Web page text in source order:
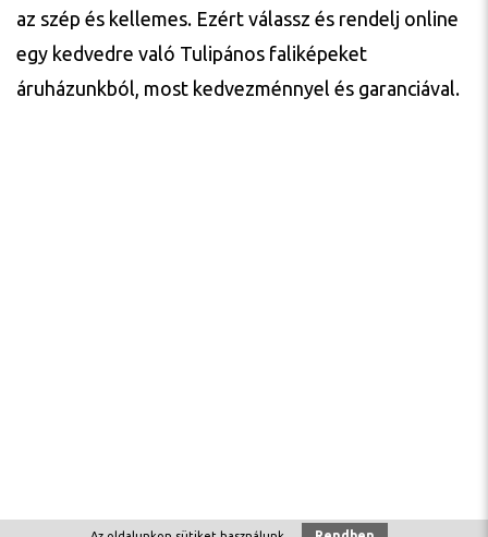
az szép és kellemes. Ezért válassz és rendelj online
egy kedvedre való Tulipános faliképeket
áruházunkból, most kedvezménnyel és garanciával.